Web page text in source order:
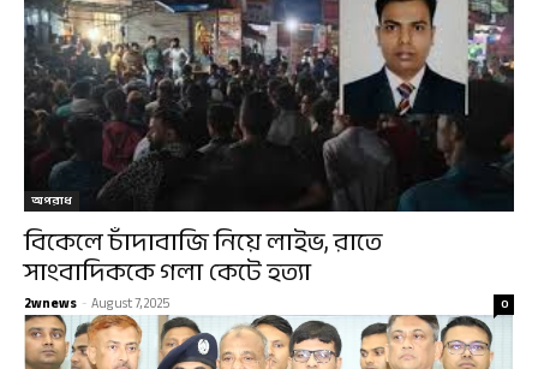
অপরাধ
বিকেলে চাঁদাবাজি নিয়ে লাইভ, রাতে
সাংবাদিককে গলা কেটে হত্যা
2wnews -August 7, 2025 0